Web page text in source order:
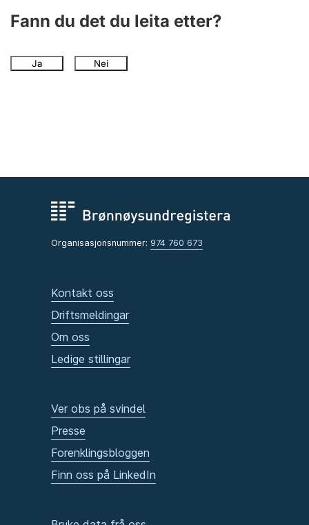
Fann du det du leita etter?
Ja Nei
Organisasjonsnummer: 974 760 673
Kontakt oss
Driftsmeldingar
Om oss
Ledige stillingar
Ver obs på svindel
Presse
Forenklingsbloggen
Finn oss på LinkedIn